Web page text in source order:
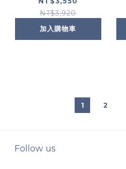
SPF50 PA++++ (限
定通路)
NT$3,920
加入購物車
1 2
Follow us